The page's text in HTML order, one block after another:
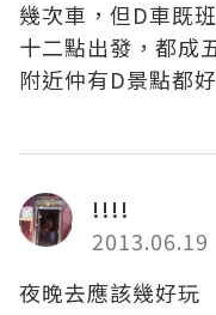
幾次車，但D車既
十二點出發，都成
附近仲有D景點都
!!!!
2013.06.19
夜晚去應該幾好玩